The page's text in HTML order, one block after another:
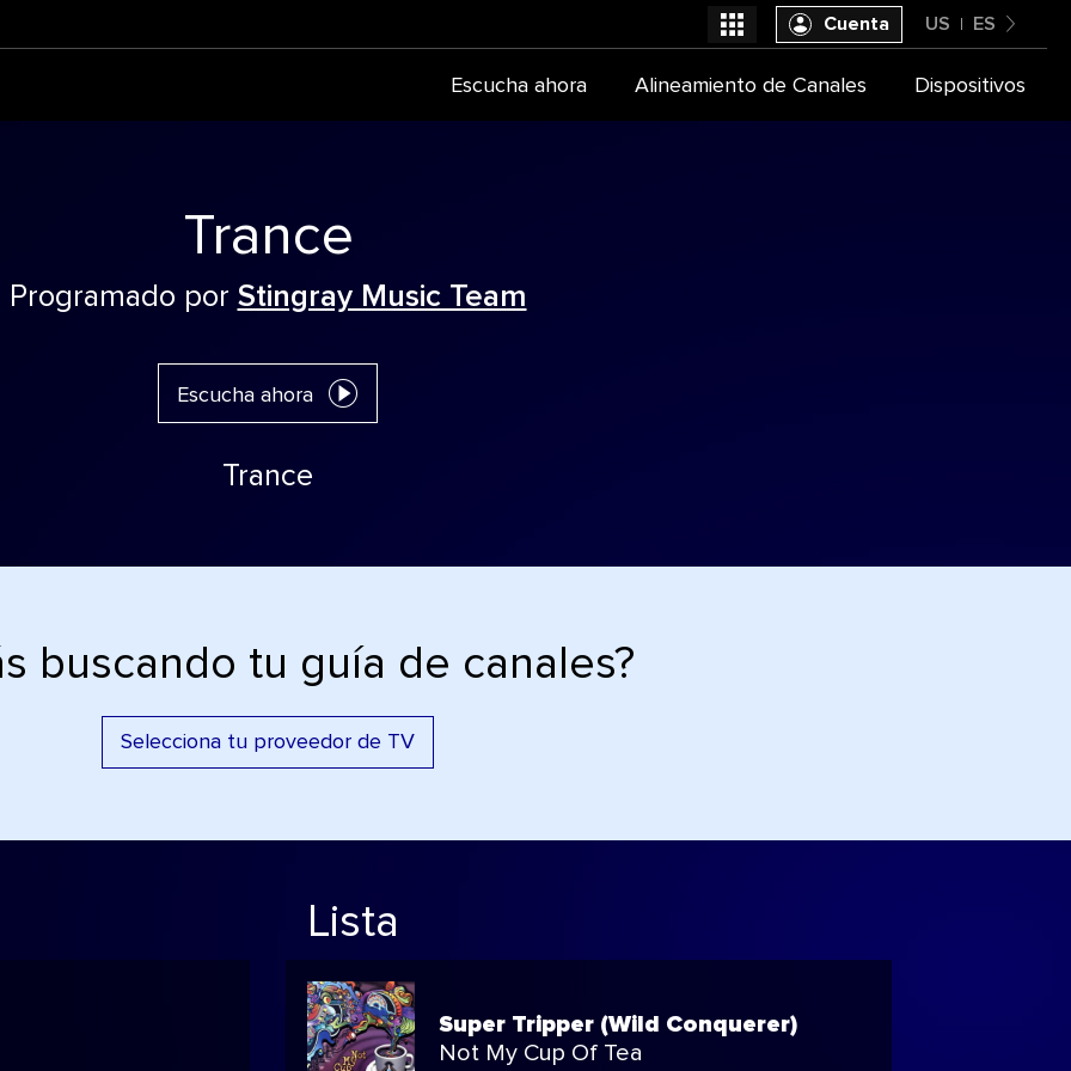
Trance
Programado por Stingray Music Team
Escucha ahora
Trance
buscando tu guía de canales?
Selecciona tu proveedor de TV
Lista
Super Tripper (Wild Conquerer)
Not My Cup Of Tea
United States
US ES
Cuenta
Escucha ahora Alineamiento de Canales Dispositivos